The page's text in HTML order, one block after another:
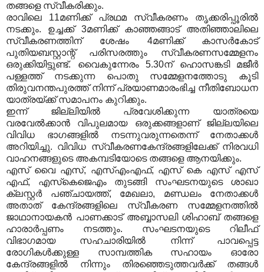
തങ്ങളെ സ്വീകരിക്കും.
രാവിലെ 11മണിക്ക് പ്രഥമ സ്വീകരണം തൃക്കരിപ്പൂരില്‍
നടക്കും. ഉച്ചക്ക് 3മണിക്ക് കാഞ്ഞങ്ങാട് അതിഞ്ഞാലിലെ
സ്വീകരണത്തിന് ശേഷം 4മണിക്ക് കാസര്‍കോട്
പുതിയബസ്റ്റാന്റ് പരിസരത്തും സ്വീകരണസമ്മേളനം
ഒരുക്കിയിട്ടുണ്ട്. വൈകുന്നേരം 5.30ന് ഹൊസങ്കടി മജീര്‍
പള്ളത്ത് നടക്കുന്ന പൊതു സമ്മേളനത്തോടു കൂടി
തിരുവനന്തപുരത്ത് നിന്ന് പ്രയാണമാരംഭിച്ച നീതിബോധന
യാത്രയ്ക്ക് സമാപനം കുറിക്കും.
ഇന്ന് ജില്ലിയില്‍ പ്രവേശിക്കുന്ന യാത്രയെ
വരവേല്‍ക്കാന്‍ വിപുലമായ ഒരുക്കങ്ങളാണ് ജില്ലയിലെ
വിവിധ ഭാഗങ്ങളില്‍ നടന്നുവരുന്നതെന്ന് നേതാക്കള്‍
അറിയിച്ചു. വിവിധ സ്വീകരണകേന്ദ്രങ്ങളിലേക്ക് നിരവധി
വാഹനങ്ങളുടെ അകമ്പടിയോടെ തങ്ങളെ ആനയിക്കും.
എസ് വൈ എസ്, എസ്എംഎഫ്, എസ് കെ എസ് എസ്
എഫ്, എസ്‌കെജെഎം തുടങ്ങി സംഘടനയുടെ ശാഖാ
ക്ലസ്റ്റര്‍ പഞ്ചായത്ത്, മേഖലാ, മണ്ഡലം നേതാക്കള്‍
അതാത് കേന്ദ്രങ്ങളിലെ സ്വീകരണ സമ്മേളനത്തില്‍
ജാഥാനായകന്‍ പാണക്കാട് അബ്ബാസലി ശിഹാബ് തങ്ങളെ
ഹാരാര്‍പ്പണം നടത്തും. സംഘടനയുടെ റിലീഫ്
വിഭാഗമായ സഹചാരിയില്‍ നിന്ന് പാവപ്പെട്ട
രോഗികള്‍ക്കുള്ള സാമ്പത്തിക സഹായം ഓരോ
കേന്ദ്രങ്ങളില്‍ നിന്നും തിരഞ്ഞെടുത്തവര്‍ക്ക് തങ്ങള്‍